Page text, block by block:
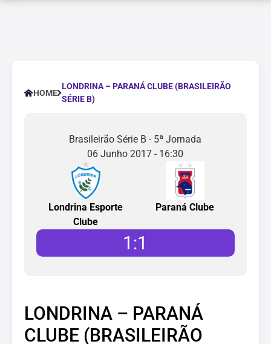
HOME
LONDRINA – PARANÁ CLUBE (BRASILEIRÃO
SÉRIE B)
Brasileirão Série B - 5ª Jornada
06 Junho 2017 - 16:30
Londrina Esporte
Clube
Paraná Clube
1 :1
LONDRINA – PARANÁ
CLUBE (BRASILEIRÃO